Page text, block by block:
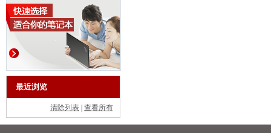
最近浏览
清除列表 查看所有